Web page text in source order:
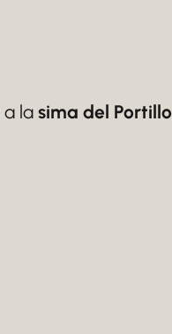
a la sima del Portillo